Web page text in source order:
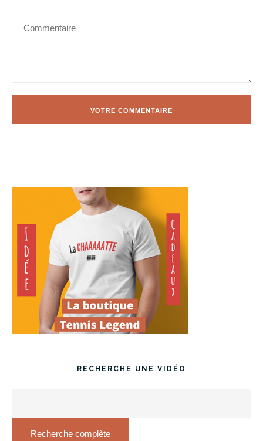
RECHERCHE UNE VIDÉO
Recherche complète